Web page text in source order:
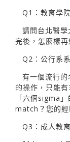
Q1：教育學
請問台北醫
完後，怎麼樣
Q2：公行系
有一個流行
的操作，只能
「六個sigma
match？您的經
Q3：成人教